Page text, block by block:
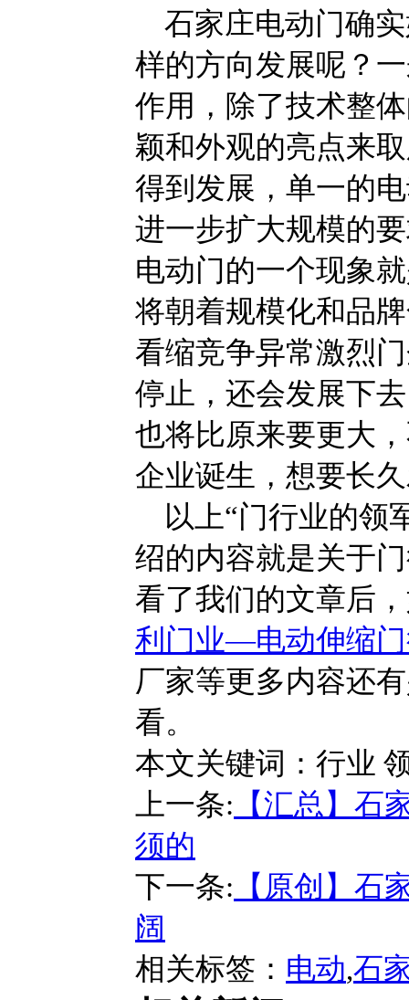
石家庄电动门确
样的方向发展呢？
作用，除了技术整
颖和外观的亮点来
得到发展，单一的
进一步扩大规模的
电动门的一个现象
将朝着规模化和品
看缩竞争异常激烈
停止，还会发展下
也将比原来要更大
企业诞生，想要长
以上“门行业的领
绍的内容就是关于
看了我们的文章后
利门业—电动伸缩
厂家等更多内容还
看。
本文关键词： 行业
上一条: 【汇总】石
须的
下一条: 【原创】石
阔
相关标签： 电动,石